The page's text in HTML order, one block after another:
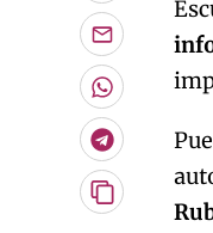
Enviar
por
Email
Whatsapp
Telegram
Copiar